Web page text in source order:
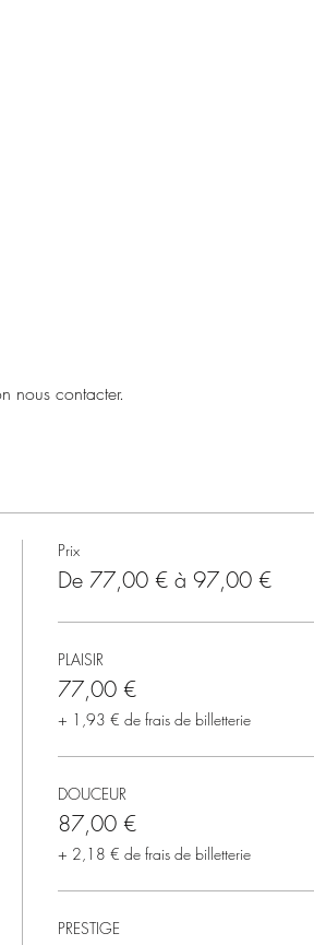
nous contacter.
Prix
De 77,00 € à 97,00 €
PLAISIR
77,00 €
+ 1,93 € de frais de billetterie
DOUCEUR
87,00 €
+ 2,18 € de frais de billetterie
PRESTIGE